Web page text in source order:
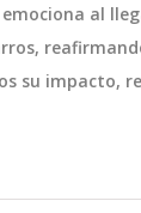
al
su impacto,